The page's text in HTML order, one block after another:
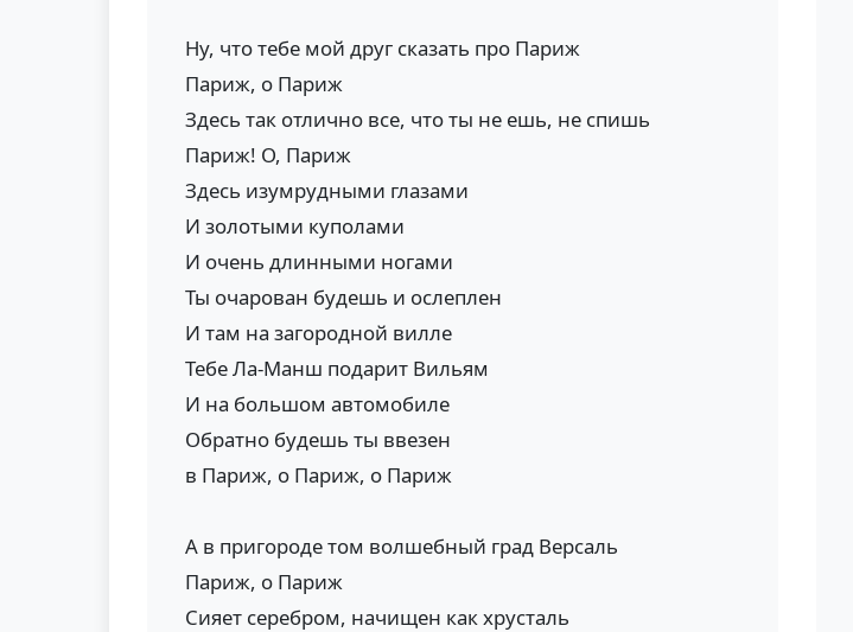
Ну, что тебе мой друг сказать про Париж
Париж, о Париж
Здесь так отлично все, что ты не ешь, не спишь
Париж! О, Париж
Здесь изумрудными глазами
И золотыми куполами
И очень длинными ногами
Ты очарован будешь и ослеплен
И там на загородной вилле
Тебе Ла-Манш подарит Вильям
И на большом автомобиле
Обратно будешь ты ввезен
в Париж, о Париж, о Париж
А в пригороде том волшебный град Версаль
Париж, о Париж
Сияет серебром, начищен как хрусталь